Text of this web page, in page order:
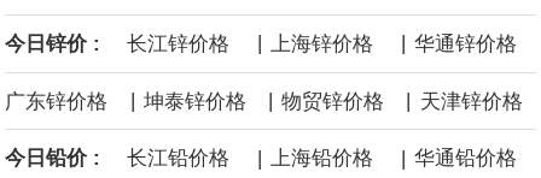
今日锌价 : 长江锌价格 上海锌价格 华通锌价格
广东锌价格 | 坤泰锌价格 | 物贸锌价格 | 天津锌价格
今日铅价 : 长江铅价格 | 上海铅价格 | 华通铅价格